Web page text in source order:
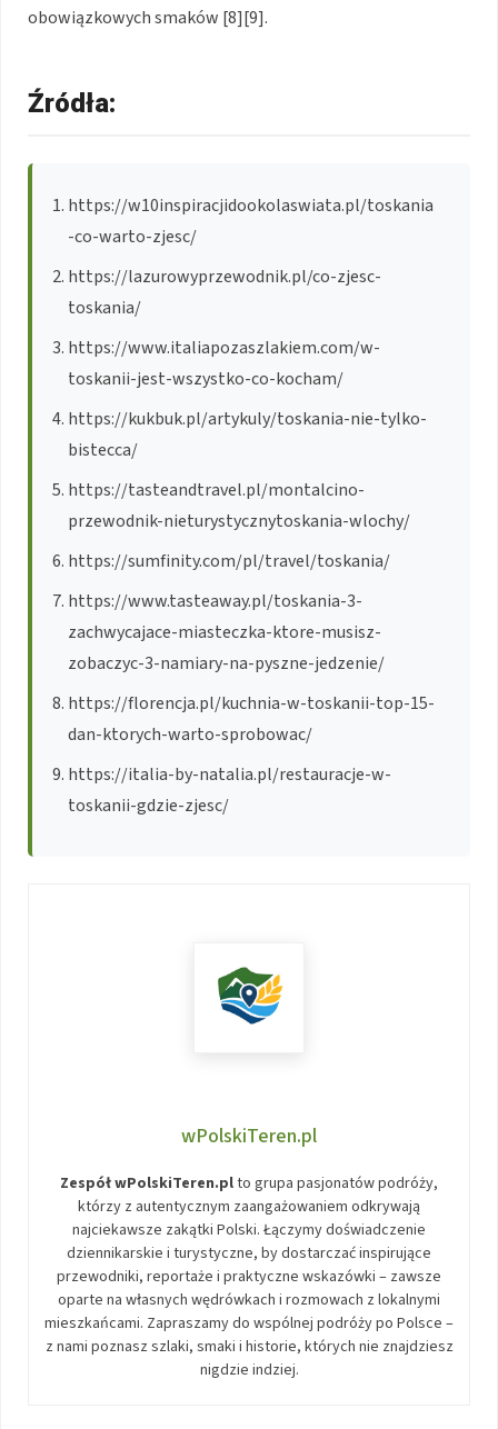
obowiązkowych smaków [8][9].
Źródła:
https://w10inspiracjidookolaswiata.pl/toskania
-co-warto-zjesc/
https://lazurowyprzewodnik.pl/co-zjesc-
toskania/
https://www.italiapozaszlakiem.com/w-
toskanii-jest-wszystko-co-kocham/
https://kukbuk.pl/artykuly/toskania-nie-tylko-
bistecca/
https://tasteandtravel.pl/montalcino-
przewodnik-nieturystycznytoskania-wlochy/
https://sumfinity.com/pl/travel/toskania/
https://www.tasteaway.pl/toskania-3-
zachwycajace-miasteczka-ktore-musisz-
zobaczyc-3-namiary-na-pyszne-jedzenie/
https://florencja.pl/kuchnia-w-toskanii-top-15-
dan-ktorych-warto-sprobowac/
https://italia-by-natalia.pl/restauracje-w-
toskanii-gdzie-zjesc/
wPolskiTeren.pl
Zespół wPolskiTeren.plto grupa pasjonatów podróży,
którzy z autentycznym zaangażowaniem odkrywają
najciekawsze zakątki Polski. Łączymy doświadczenie
dziennikarskie i turystyczne, by dostarczać inspirujące
przewodniki, reportaże i praktyczne wskazówki – zawsze
oparte na własnych wędrówkach i rozmowach z lokalnymi
mieszkańcami. Zapraszamy do wspólnej podróży po Polsce –
z nami poznasz szlaki, smaki i historie, których nie znajdziesz
nigdzie indziej.